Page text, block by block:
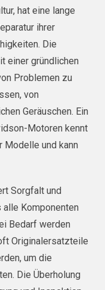
hat eine lange
ihrer
Die
einer gründlichen
Problemen zu
von
Geräuschen. Ein
Motoren kennt
und kann
Sorgfalt und
Komponenten
Bedarf werden
Originalersatzteile
um die
Die Überholung